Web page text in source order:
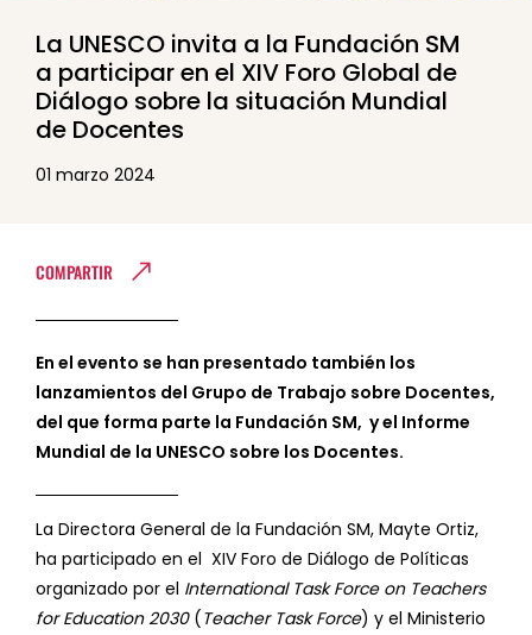
La UNESCO invita a la Fundación SM
a participar en el XIV Foro Global de
Diálogo sobre la situación Mundial
de Docentes
01 marzo 2024
COMPARTIR
En el evento se han presentado también los
lanzamientos del Grupo de Trabajo sobre Docentes,
del que forma parte la Fundación SM, y el Informe
Mundial de la UNESCO sobre los Docentes.
La Directora General de la Fundación SM, Mayte Ortiz,
ha participado en el XIV Foro de Diálogo de Políticas
organizado por el International Task Force on Teachers
for Education 2030(Teacher Task Force) y el Ministerio